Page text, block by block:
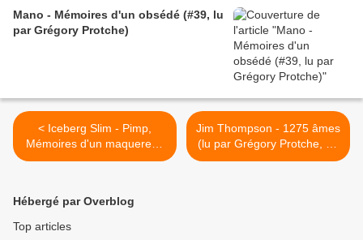
Mano - Mémoires d'un obsédé (#39, lu
par Grégory Protche)
< Iceberg Slim - Pimp,
Mémoires d'un maquereau
(lu par Grégory Protche)
Jim Thompson - 1275 âmes
(lu par Grégory Protche, en
19 épisodes ou la version
Hébergé par Overblog
Top articles